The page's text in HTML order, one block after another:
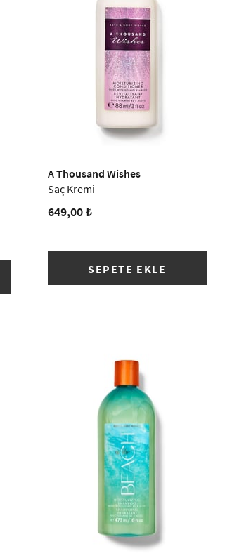
A Thousand Wishes
Saç Kremi
649,00 ₺
SEPETE EKLE